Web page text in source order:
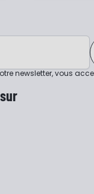
newsletter, vous